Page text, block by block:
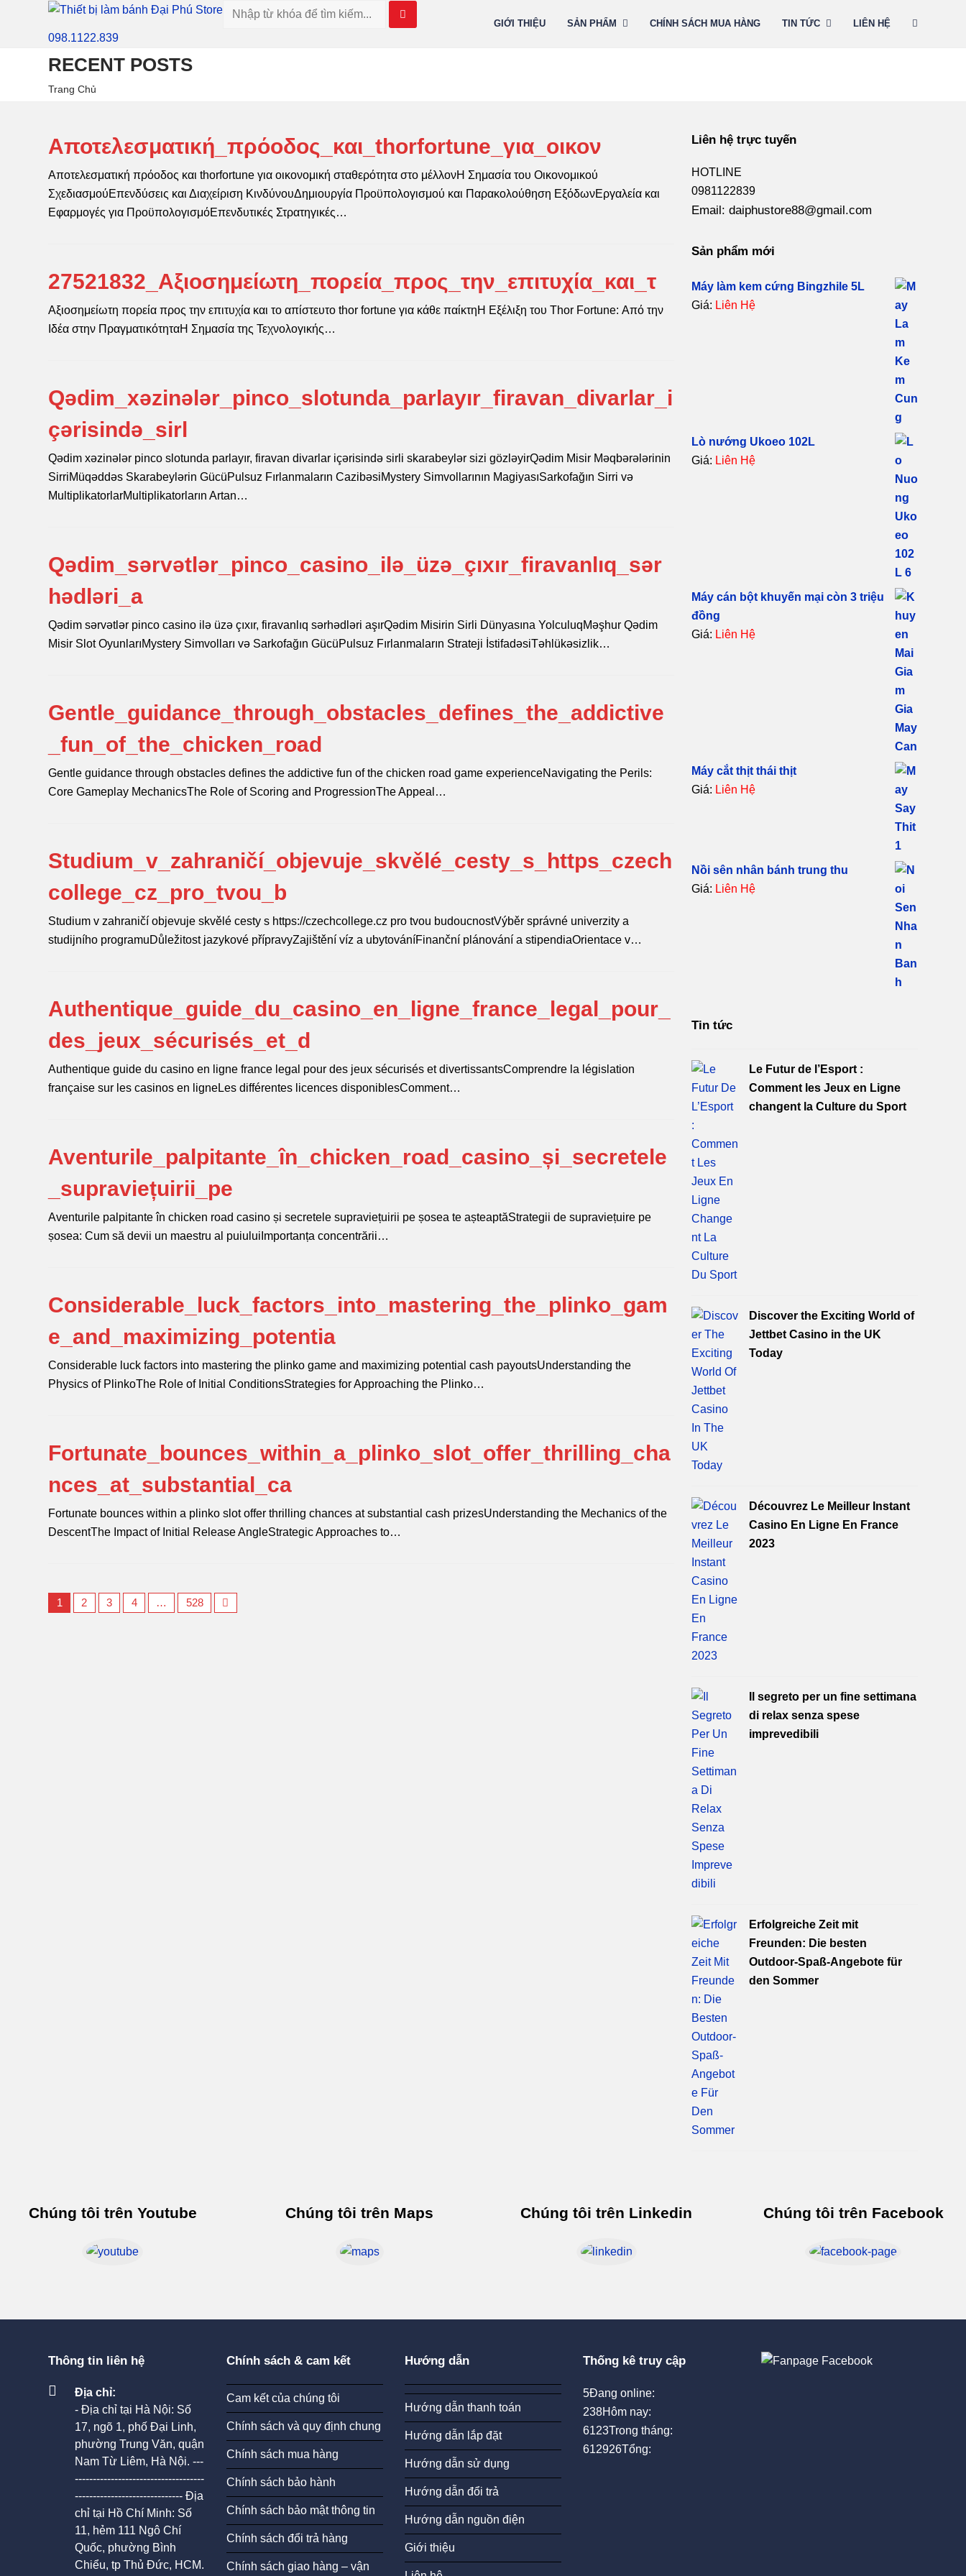
098.1122.839
GIỚI THIỆU SẢN PHẨM CHÍNH SÁCH MUA HÀNG TIN TỨC LIÊN HỆ
RECENT POSTS
Trang Chủ
Αποτελεσματική_πρόοδος_και_thorfortune_για_οικον
Αποτελεσματική πρόοδος και thorfortune για οικονομική σταθερότητα στο μέλλονΗ Σημασία του Οικονομικού
ΣχεδιασμούΕπενδύσεις και Διαχείριση ΚινδύνουΔημιουργία Προϋπολογισμού και Παρακολούθηση ΕξόδωνΕργαλεία και
Εφαρμογές για ΠροϋπολογισμόΕπενδυτικές Στρατηγικές…
27521832_Αξιοσημείωτη_πορεία_προς_την_επιτυχία_και_τ
Αξιοσημείωτη πορεία προς την επιτυχία και το απίστευτο thor fortune για κάθε παίκτηΗ Εξέλιξη του Thor Fortune: Από την
Ιδέα στην ΠραγματικότηταΗ Σημασία της Τεχνολογικής…
Qədim_xəzinələr_pinco_slotunda_parlayır_firavan_divarlar_i
çərisində_sirl
Qədim xəzinələr pinco slotunda parlayır, firavan divarlar içərisində sirli skarabeylər sizi gözləyirQədim Misir Məqbərələrinin
SirriMüqəddəs Skarabeylərin GücüPulsuz Fırlanmaların CazibəsiMystery Simvollarının MagiyasıSarkofağın Sirri və
MultiplikatorlarMultiplikatorların Artan…
Qədim_sərvətlər_pinco_casino_ilə_üzə_çıxır_firavanlıq_sər
hədləri_a
Qədim sərvətlər pinco casino ilə üzə çıxır, firavanlıq sərhədləri aşırQədim Misirin Sirli Dünyasına YolculuqMəşhur Qədim
Misir Slot OyunlarıMystery Simvolları və Sarkofağın GücüPulsuz Fırlanmaların Strateji İstifadəsiTəhlükəsizlik…
Gentle_guidance_through_obstacles_defines_the_addictive
_fun_of_the_chicken_road
Gentle guidance through obstacles defines the addictive fun of the chicken road game experienceNavigating the Perils:
Core Gameplay MechanicsThe Role of Scoring and ProgressionThe Appeal…
Studium_v_zahraničí_objevuje_skvělé_cesty_s_https_czech
college_cz_pro_tvou_b
Studium v zahraničí objevuje skvělé cesty s https://czechcollege.cz pro tvou budoucnostVýběr správné univerzity a
studijního programuDůležitost jazykové přípravyZajištění víz a ubytováníFinanční plánování a stipendiaOrientace v…
Authentique_guide_du_casino_en_ligne_france_legal_pour_
des_jeux_sécurisés_et_d
Authentique guide du casino en ligne france legal pour des jeux sécurisés et divertissantsComprendre la législation
française sur les casinos en ligneLes différentes licences disponiblesComment…
Aventurile_palpitante_în_chicken_road_casino_și_secretele
_supraviețuirii_pe
Aventurile palpitante în chicken road casino și secretele supraviețuirii pe șosea te așteaptăStrategii de supraviețuire pe
șosea: Cum să devii un maestru al puiuluiImportanța concentrării…
Considerable_luck_factors_into_mastering_the_plinko_gam
e_and_maximizing_potentia
Considerable luck factors into mastering the plinko game and maximizing potential cash payoutsUnderstanding the
Physics of PlinkoThe Role of Initial ConditionsStrategies for Approaching the Plinko…
Fortunate_bounces_within_a_plinko_slot_offer_thrilling_cha
nces_at_substantial_ca
Fortunate bounces within a plinko slot offer thrilling chances at substantial cash prizesUnderstanding the Mechanics of the
DescentThe Impact of Initial Release AngleStrategic Approaches to…
1 2 3 4 … 528
Liên hệ trực tuyến
HOTLINE
0981122839
Email: daiphustore88@gmail.com
Sản phẩm mới
Máy làm kem cứng Bingzhile 5L
Giá: Liên Hệ
Lò nướng Ukoeo 102L
Giá: Liên Hệ
Máy cán bột khuyến mại còn 3 triệu
đồng
Giá: Liên Hệ
Máy cắt thịt thái thịt
Giá: Liên Hệ
Nồi sên nhân bánh trung thu
Giá: Liên Hệ
Tin tức
Le Futur de l’Esport :
Comment les Jeux en Ligne
changent la Culture du Sport
Discover the Exciting World of
Jettbet Casino in the UK
Today
Découvrez Le Meilleur Instant
Casino En Ligne En France
2023
Il segreto per un fine settimana
di relax senza spese
imprevedibili
Erfolgreiche Zeit mit
Freunden: Die besten
Outdoor-Spaß-Angebote für
den Sommer
Chúng tôi trên Youtube Chúng tôi trên Maps Chúng tôi trên Linkedin Chúng tôi trên Facebook
Thông tin liên hệ
Địa chỉ:
- Địa chỉ tại Hà Nội: Số
17, ngõ 1, phố Đại Linh,
phường Trung Văn, quận
Nam Từ Liêm, Hà Nội. ---
------------------------------------
------------------------------ Địa
chỉ tại Hồ Chí Minh: Số
11, hẻm 111 Ngô Chí
Quốc, phường Bình
Chiểu, tp Thủ Đức, HCM.
Chính sách & cam kết
Cam kết của chúng tôi
Chính sách và quy định chung
Chính sách mua hàng
Chính sách bảo hành
Chính sách bảo mật thông tin
Chính sách đổi trả hàng
Chính sách giao hàng – vận
Hướng dẫn
Hướng dẫn thanh toán
Hướng dẫn lắp đặt
Hướng dẫn sử dụng
Hướng dẫn đổi trả
Hướng dẫn nguồn điện
Giới thiệu
Thống kê truy cập
5Đang online:
238Hôm nay:
6123Trong tháng:
612926Tổng: